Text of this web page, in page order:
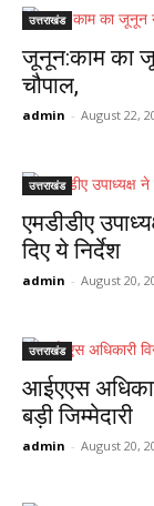
उत्तराखंड
जूनून:काम का
चौपाल,
admin - August 22,
उत्तराखंड
एमडीडीए
दिए ये निर्देश
admin - August 20,
उत्तराखंड
आईएएस
बड़ी जिम्मेदारी
admin - August 20,